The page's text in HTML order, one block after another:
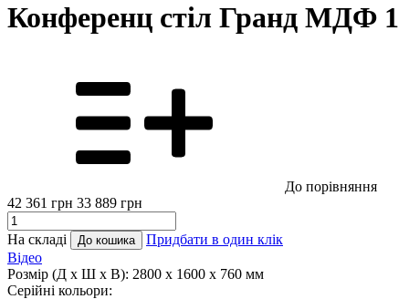
Конференц стіл Гранд МДФ 1
До порівняння
42 361 грн 33 889 грн
На складі До кошика
Придбати в один клік
Відео
Розмір (Д x Ш x В): 2800 x 1600 x 760 мм
Серійні кольори: